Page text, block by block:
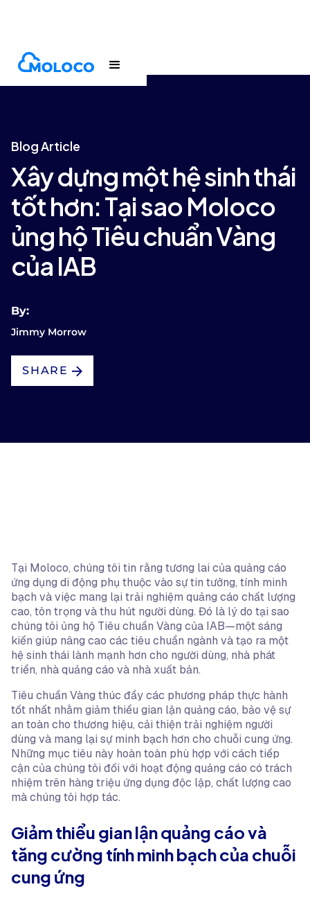
Blogs Article
Blog Article
Xây dựng một hệ sinh thái
tốt hơn: Tại sao Moloco
ủng hộ Tiêu chuẩn Vàng
của IAB
By:
Jimmy Morrow
SHARE
Tại Moloco, chúng tôi tin rằng tương lai của quảng cáo
ứng dụng di động phụ thuộc vào sự tin tưởng, tính minh
bạch và việc mang lại trải nghiệm quảng cáo chất lượng
cao, tôn trọng và thu hút người dùng. Đó là lý do tại sao
chúng tôi ủng hộ Tiêu chuẩn Vàng của IAB—một sáng
kiến giúp nâng cao các tiêu chuẩn ngành và tạo ra một
hệ sinh thái lành mạnh hơn cho người dùng, nhà phát
triển, nhà quảng cáo và nhà xuất bản.
Tiêu chuẩn Vàng thúc đẩy các phương pháp thực hành
tốt nhất nhằm giảm thiểu gian lận quảng cáo, bảo vệ sự
an toàn cho thương hiệu, cải thiện trải nghiệm người
dùng và mang lại sự minh bạch hơn cho chuỗi cung ứng.
Những mục tiêu này hoàn toàn phù hợp với cách tiếp
cận của chúng tôi đối với hoạt động quảng cáo có trách
nhiệm trên hàng triệu ứng dụng độc lập, chất lượng cao
mà chúng tôi hợp tác.
Giảm thiểu gian lận quảng cáo và
tăng cường tính minh bạch của chuỗi
cung ứng